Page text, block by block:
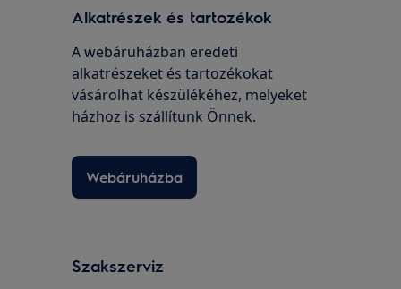
Alkatrészek és tartozékok
A webáruházban eredeti
alkatrészeket és tartozékokat
vásárolhat készülékéhez, melyeket
házhoz is szállítunk Önnek.
Webáruházba
Szakszerviz